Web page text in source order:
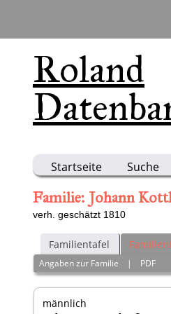
Roland
Startseite Suche
Familie: Johann
verh. geschätzt 1810
Familientafel
Angaben zur Familie | PDF
männlich